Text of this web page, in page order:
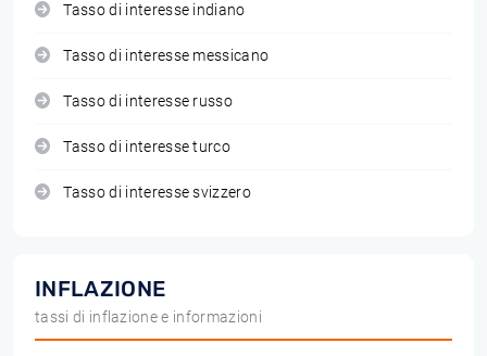
Tasso di interesse indiano
Tasso di interesse messicano
Tasso di interesse russo
Tasso di interesse turco
Tasso di interesse svizzero
INFLAZIONE
tassi di inflazione e informazioni